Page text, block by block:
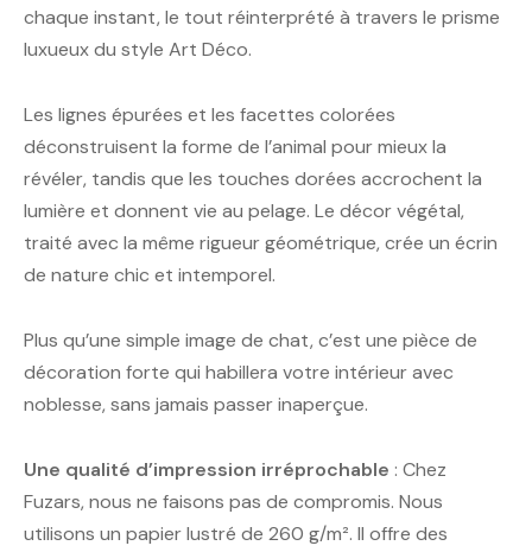
chaque instant, le tout réinterprété à travers le prisme
luxueux du style Art Déco.
Les lignes épurées et les facettes colorées
déconstruisent la forme de l’animal pour mieux la
révéler, tandis que les touches dorées accrochent la
lumière et donnent vie au pelage. Le décor végétal,
traité avec la même rigueur géométrique, crée un écrin
de nature chic et intemporel.
Plus qu’une simple image de chat, c’est une pièce de
décoration forte qui habillera votre intérieur avec
noblesse, sans jamais passer inaperçue.
Une qualité d’impression irréprochable : Chez
Fuzars, nous ne faisons pas de compromis. Nous
utilisons un papier lustré de 260 g/m². Il offre des